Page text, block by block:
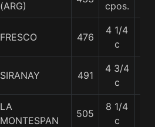
(ARG)
cpos.
FRESCO 476
4 1/4
c
SIRANAY 491
4 3/4
c
LA
MONTESPAN
505
8 1/4
c